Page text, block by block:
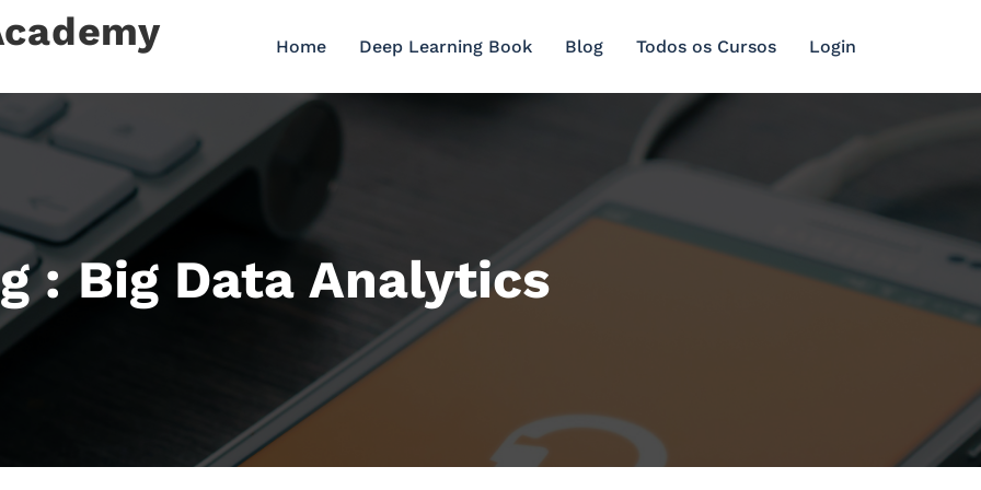
Home Deep Learning Book Blog Todos os Cursos Login
: Big Data Analytics